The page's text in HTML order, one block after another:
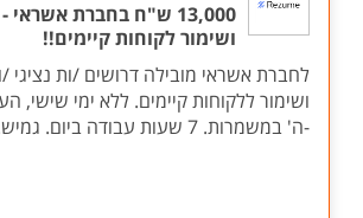
13,000 ש"ח בחברת
ושימור לקוחות קיימים!!
לחברת אשראי מובילה דרושים /ות נציגי /
ושימור ללקוחות קיימים. ללא ימי שישי,
-ה' במשמרות. 7 שעות עבודה ביום. גמיש...